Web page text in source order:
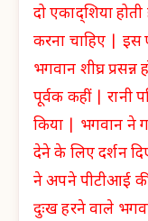
दो एकाद्शिया
करना चाहिए | इस
भगवान शीघ्र
पूर्वक कहीं | रानी
किया | भगवान ने
देने के लिए दर्शन
ने अपने पीटीआई की
दुःख हरने वाले